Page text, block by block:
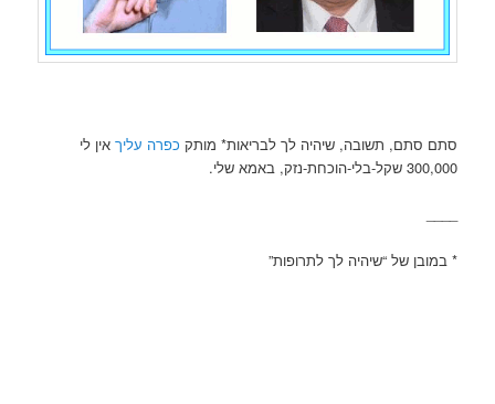
סתם סתם, תשובה, שיהיה לך לבריאות* מותק כפרה עליך אין לי
300,000 שקל-בלי-הוכחת-נזק, באמא שלי.
* במובן של “שיהיה לך לתרופות”